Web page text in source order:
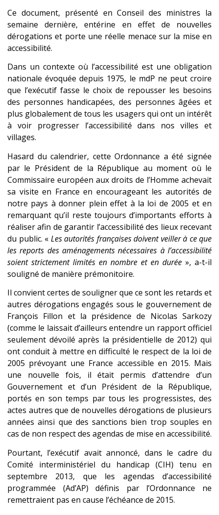
Ce document, présenté en Conseil des ministres la
semaine dernière, entérine en effet de nouvelles
dérogations et porte une réelle menace sur la mise en
accessibilité.
Dans un contexte où l’accessibilité est une obligation
nationale évoquée depuis 1975, le mdP ne peut croire
que l’exécutif fasse le choix de repousser les besoins
des personnes handicapées, des personnes âgées et
plus globalement de tous les usagers qui ont un intérêt
à voir progresser l’accessibilité dans nos villes et
villages.
Hasard du calendrier, cette Ordonnance a été signée
par le Président de la République au moment où le
Commissaire européen aux droits de l’Homme achevait
sa visite en France en encourageant les autorités de
notre pays à donner plein effet à la loi de 2005 et en
remarquant qu’il reste toujours d’importants efforts à
réaliser afin de garantir l’accessibilité des lieux recevant
du public. « Les autorités françaises doivent veiller à ce que
les reports des aménagements nécessaires à l’accessibilité
soient strictement limités en nombre et en durée », a-t-il
souligné de manière prémonitoire.
Il convient certes de souligner que ce sont les retards et
autres dérogations engagés sous le gouvernement de
François Fillon et la présidence de Nicolas Sarkozy
(comme le laissait d’ailleurs entendre un rapport officiel
seulement dévoilé après la présidentielle de 2012) qui
ont conduit à mettre en difficulté le respect de la loi de
2005 prévoyant une France accessible en 2015. Mais
une nouvelle fois, il était permis d’attendre d’un
Gouvernement et d’un Président de la République,
portés en son temps par tous les progressistes, des
actes autres que de nouvelles dérogations de plusieurs
années ainsi que des sanctions bien trop souples en
cas de non respect des agendas de mise en accessibilité.
Pourtant, l’exécutif avait annoncé, dans le cadre du
Comité interministériel du handicap (CIH) tenu en
septembre 2013, que les agendas d’accessibilité
programmée (Ad’AP) définis par l’Ordonnance ne
remettraient pas en cause l’échéance de 2015.